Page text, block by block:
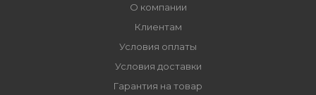
О компании
Клиентам
Условия оплаты
Условия доставки
Гарантия на товар